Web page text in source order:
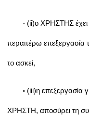
◦ (ii)o ΧΡΗΣΤΗΣ έχει
περαιτέρω
το ασκεί,
◦ (iii)η επεξεργασία
ΧΡΗΣΤΗ, αποσύρει τη